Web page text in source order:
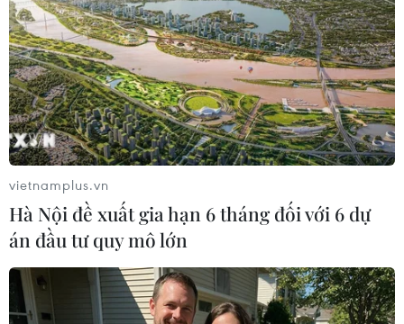
#Giới trẻ Trung Quốc #Tiêu thụ vàng
#China Chic
#Giá vàng
Trung Quốc
Theo dõi VietnamPlus
TIN LIÊN QUAN
vietnamplus.vn
Hà Nội đề xuất gia hạn 6 tháng đối với 6 dự
án đầu tư quy mô lớn